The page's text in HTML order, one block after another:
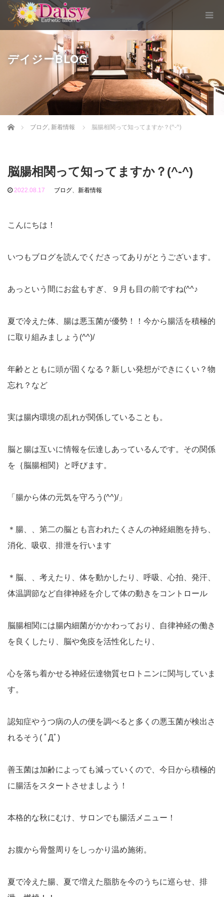
デイジーBLOG
Home ブログ, 新着情報 脳腸相関って知ってますか？(^-^)
脳腸相関って知ってますか？(^-^)
2022.08.17 ブログ、 新着情報
こんにちは！
いつもブログを読んでくださってありがとうございます。
あっという間にお盆もすぎ、９月も目の前ですね(^^♪
夏で冷えた体、腸は悪玉菌が優勢！！今から腸活を積極的
に取り組みましょう(^^)/
年齢とともに頭が固くなる？新しい発想ができにくい？物
忘れ？など
実は腸内環境の乱れが関係していることも。
脳と腸は互いに情報を伝達しあっているんです。その関係
を｛脳腸相関｝と呼びます。
「腸から体の元気を守ろう(^^)/」
＊腸、、第二の脳とも言われたくさんの神経細胞を持ち、
消化、吸収、排泄を行います
＊脳、、考えたり、体を動かしたり、呼吸、心拍、発汗、
体温調節など自律神経を介して体の動きをコントロール
脳腸相関には腸内細菌がかかわっており、自律神経の働き
を良くしたり、脳や免疫を活性化したり、
心を落ち着かせる神経伝達物質セロトニンに関与していま
す。
認知症やうつ病の人の便を調べると多くの悪玉菌が検出さ
れるそう( ﾟДﾟ)
善玉菌は加齢によっても減っていくので、今日から積極的
に腸活をスタートさせましよう！
本格的な秋にむけ、サロンでも腸活メニュー！
お腹から骨盤周りをしっかり温め施術。
夏で冷えた腸、夏で増えた脂肪を今のうちに巡らせ、排